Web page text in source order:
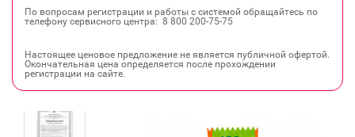
По вопросам регистрации и работы с системой обращайтесь по
телефону сервисного центра: 8 800 200‐75‐75
Настоящее ценовое предложение не является публичной офертой.
Окончательная цена определяется после прохождении
регистрации на сайте.